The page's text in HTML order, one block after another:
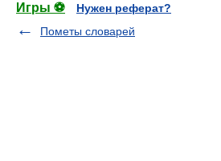
Игры ⚽
Нужен реферат?
Пометы словарей